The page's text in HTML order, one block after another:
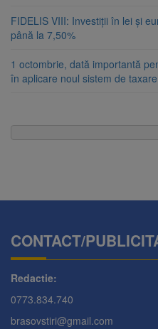
FIDELIS VIII: Investiții în lei și
până la 7,50%
1 octombrie, dată importantă
în aplicare noul sistem de
CONTACT/
Redactie:
0773.834.740
brasovstiri@gmail.com